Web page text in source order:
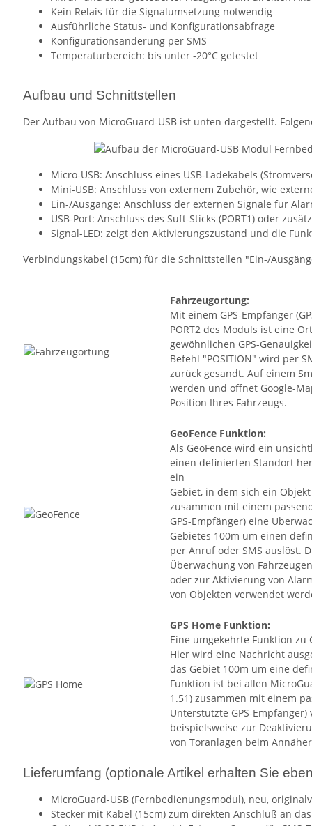
Kein Relais für die Signalumsetzung notwendig
Ausführliche Status- und Konfigurationsabfrage
Konfigurationsänderung per SMS
Temperaturbereich: bis unter -20°C getestet
Aufbau und Schnittstellen
Der Aufbau von MicroGuard-USB ist unten dargestellt.
Micro-USB: Anschluss eines USB-Ladekabels
Mini-USB: Anschluss von externem Zubehör, wie
Ein-/Ausgänge: Anschluss der externen Signale für
USB-Port: Anschluss des Suft-Sticks (PORT1) oder
Signal-LED: zeigt den Aktivierungszustand und die
Verbindungskabel (15cm) für die Schnittstellen "Ein-/
Fahrzeugortung:
Mit einem GPS-Empfänger
PORT2 des Moduls ist eine
gewöhnlichen GPS-
Befehl "POSITION" wird per
zurück gesandt. Auf einem
werden und öffnet Google-
Position Ihres Fahrzeugs.
GeoFence Funktion:
Als GeoFence wird ein
einen definierten Standort
ein
Gebiet, in dem sich ein
zusammen mit einem
GPS-Empfänger) eine
Gebietes 100m um einen
per Anruf oder SMS auslöst.
Überwachung von
oder zur Aktivierung von
von Objekten verwendet
GPS Home Funktion:
Eine umgekehrte Funktion zu
Hier wird eine Nachricht
das Gebiet 100m um eine
Funktion ist bei allen
1.51) zusammen mit einem
Unterstützte GPS-
beispielsweise zur
von Toranlagen beim
Lieferumfang (optionale Artikel erhalten Sie
MicroGuard-USB (Fernbedienungsmodul), neu,
Stecker mit Kabel (15cm) zum direkten Anschluß an